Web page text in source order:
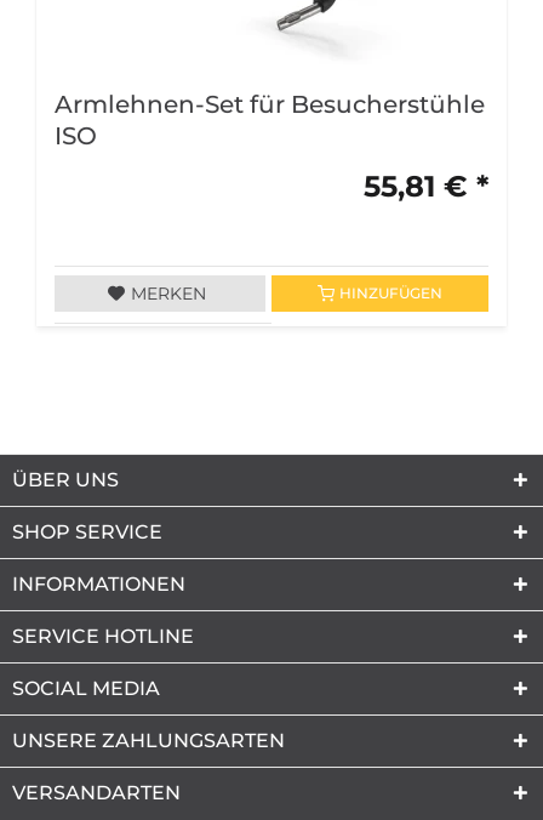
Armlehnen-Set für Besucherstühle
ISO
55,81 € *
MERKEN HINZUFÜGEN
ÜBER UNS
SHOP SERVICE
INFORMATIONEN
SERVICE HOTLINE
SOCIAL MEDIA
UNSERE ZAHLUNGSARTEN
VERSANDARTEN